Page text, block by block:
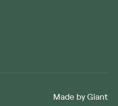
Made by Giant